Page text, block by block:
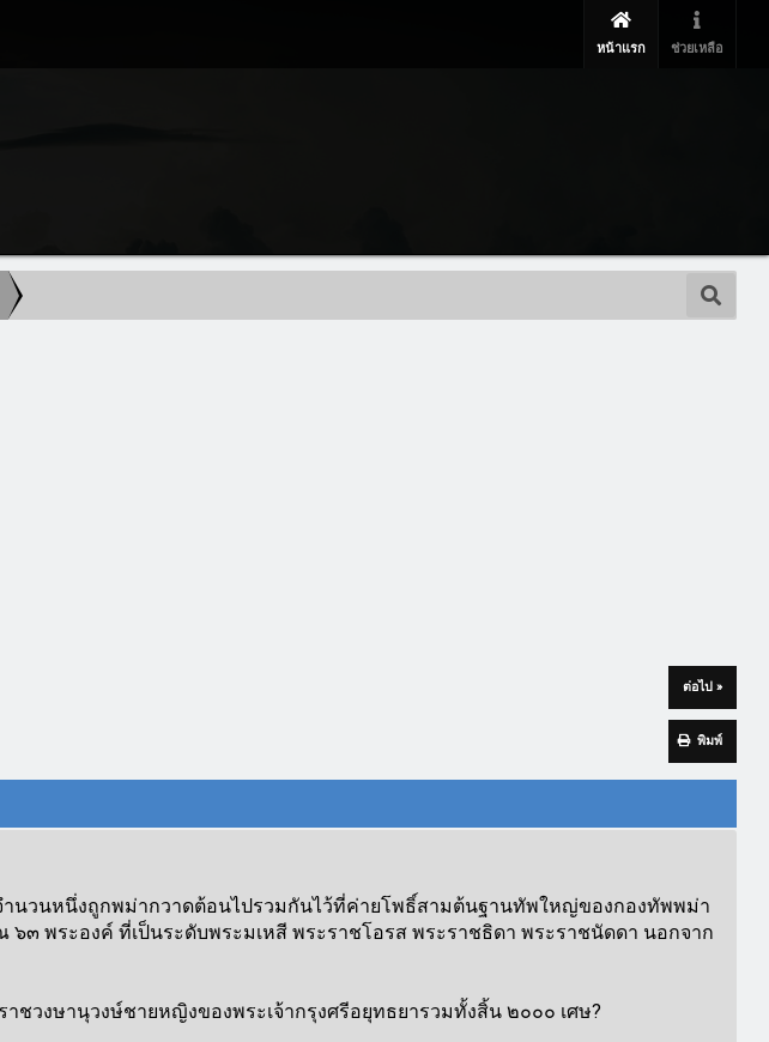
หน้าแรก ช่วยเหลือ
ต่อไป »
พิมพ์
ำนวนหนึ่งถูกพม่ากวาดต้อนไปรวมกันไว้ที่ค่ายโพธิ์สามต้นฐานทัพใหญ่ของกองทัพพม่า
๖๓ พระองค์ ที่เป็นระดับพระมเหสี พระราชโอรส พระราชธิดา พระราชนัดดา นอกจาก
ชวงษานุวงษ์ชายหญิงของพระเจ้ากรุงศรีอยุทธยารวมทั้งสิ้น ๒๐๐๐ เศษ?